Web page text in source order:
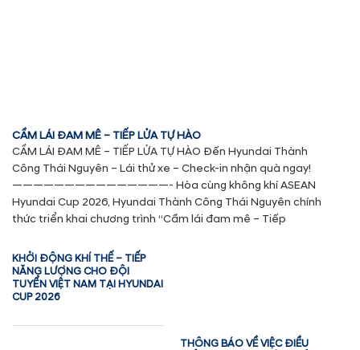
CẦM LÁI ĐAM MÊ – TIẾP LỬA TỰ HÀO
CẦM LÁI ĐAM MÊ – TIẾP LỬA TỰ HÀO Đến Hyundai Thành
Công Thái Nguyên – Lái thử xe – Check-in nhận quà ngay!
———————————————- Hòa cùng không khí ASEAN
Hyundai Cup 2026, Hyundai Thành Công Thái Nguyên chính
thức triển khai chương trình “Cầm lái đam mê – Tiếp
KHỞI ĐỘNG KHÍ THẾ – TIẾP
NĂNG LƯỢNG CHO ĐỘI
TUYỂN VIỆT NAM TẠI HYUNDAI
CUP 2026
THÔNG BÁO VỀ VIỆC ĐIỀU